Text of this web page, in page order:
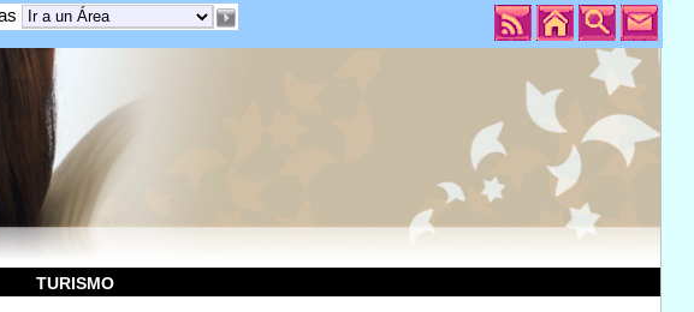
TURISMO